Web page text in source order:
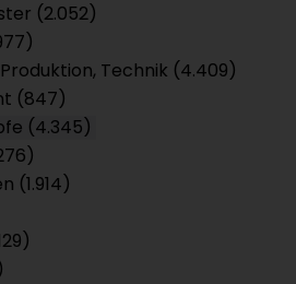
(2.052)
Technik (4.409)
(847)
(4.345)
(1.914)